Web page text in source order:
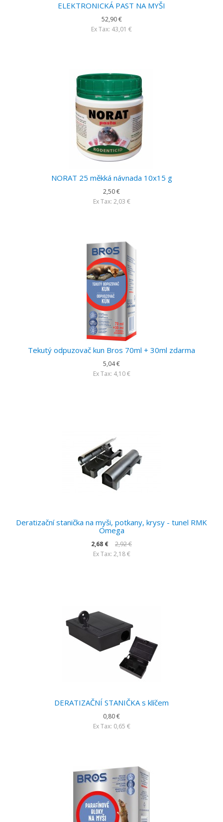
ELEKTRONICKÁ PAST NA MYŠI
52,90 €
Ex Tax: 43,01 €
NORAT 25 měkká návnada 10x15 g
2,50 €
Ex Tax: 2,03 €
Tekutý odpuzovač kun Bros 70ml + 30ml zdarma
5,04 €
Ex Tax: 4,10 €
Deratizační stanička na myši, potkany, krysy - tunel RMK
Omega
2,68 €
2,92 €
Ex Tax: 2,18 €
DERATIZAČNÍ STANIČKA s klíčem
0,80 €
Ex Tax: 0,65 €